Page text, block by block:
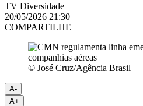
TV Diversidade
20/05/2026 21:30
COMPARTILHE
© José Cruz/Agência Brasil
A-
A+